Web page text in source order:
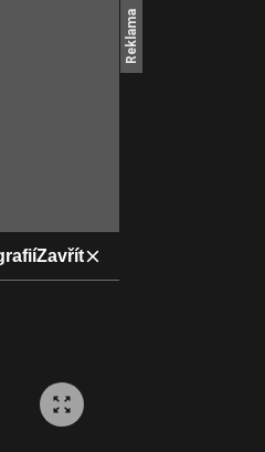
Zavřít